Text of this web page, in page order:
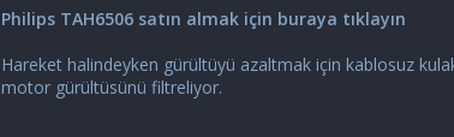
Philips TAH6506 satın almak için buraya tıklayın
Hareket halindeyken gürültüyü azaltmak için kablosuz
motor gürültüsünü filtreliyor.